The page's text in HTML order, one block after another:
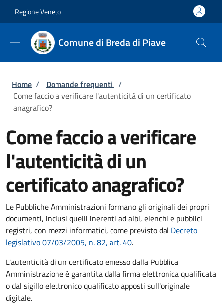
Regione Veneto
Comune di Breda di Piave
Briciole di pane
Home / Domande frequenti /
Come faccio a verificare l'autenticità di un certificato
anagrafico?
Come faccio a verificare
l'autenticità di un
certificato anagrafico?
Le Pubbliche Amministrazioni formano gli originali dei propri
documenti, inclusi quelli inerenti ad albi, elenchi e pubblici
registri, con mezzi informatici, come previsto dal Decreto
legislativo 07/03/2005, n. 82, art. 40.
L'autenticità di un certificato emesso dalla Pubblica
Amministrazione è garantita dalla firma elettronica qualificata
o dal sigillo elettronico qualificato apposti sull'originale
digitale.